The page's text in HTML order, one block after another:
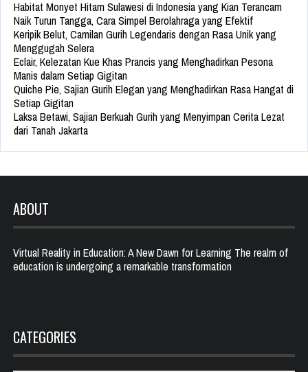
Habitat Monyet Hitam Sulawesi di Indonesia yang Kian Terancam
Naik Turun Tangga, Cara Simpel Berolahraga yang Efektif
Keripik Belut, Camilan Gurih Legendaris dengan Rasa Unik yang
Menggugah Selera
Eclair, Kelezatan Kue Khas Prancis yang Menghadirkan Pesona
Manis dalam Setiap Gigitan
Quiche Pie, Sajian Gurih Elegan yang Menghadirkan Rasa Hangat di
Setiap Gigitan
Laksa Betawi, Sajian Berkuah Gurih yang Menyimpan Cerita Lezat
dari Tanah Jakarta
ABOUT
Virtual Reality in Education: A New Dawn for Learning The realm of
education is undergoing a remarkable transformation
CATEGORIES